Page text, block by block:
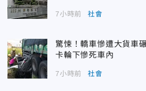
7小時前 社會
驚悚！轎車慘遭大貨車
卡輪下慘死車內
7小時前 社會